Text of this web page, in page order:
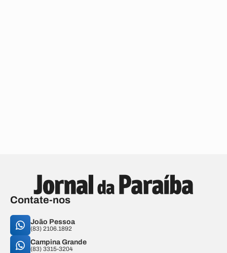
Contate-nos
João Pessoa
(83) 2106.1892
Campina Grande
(83) 3315-3204